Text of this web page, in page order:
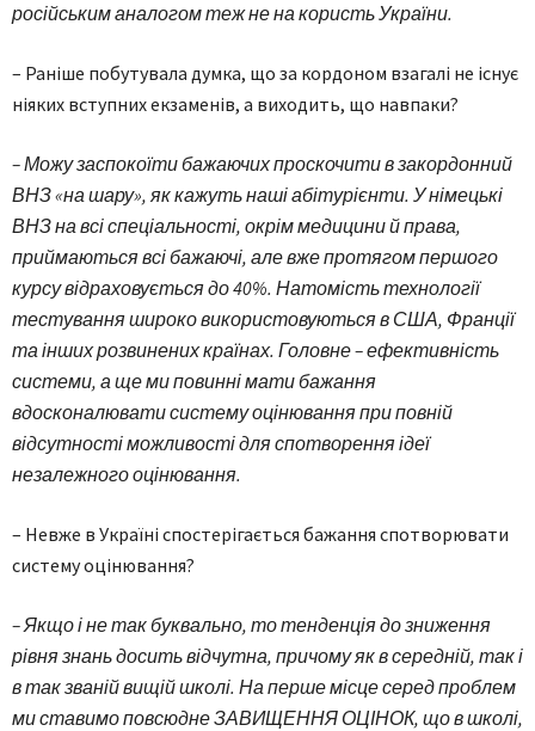
російським аналогом теж не на користь України.
– Раніше побутувала думка, що за кордоном взагалі не існує
ніяких вступних екзаменів, а виходить, що навпаки?
– Можу заспокоїти бажаючих проскочити в закордонний
ВНЗ «на шару», як кажуть наші абітурієнти. У німецькі
ВНЗ на всі спеціальності, окрім медицини й права,
приймаються всі бажаючі, але вже протягом першого
курсу відраховується до 40%. Натомість технології
тестування широко використовуються в США, Франції
та інших розвинених країнах. Головне – ефективність
системи, а ще ми повинні мати бажання
вдосконалювати систему оцінювання при повній
відсутності можливості для спотворення ідеї
незалежного оцінювання.
– Невже в Україні спостерігається бажання спотворювати
систему оцінювання?
– Якщо і не так буквально, то тенденція до зниження
рівня знань досить відчутна, причому як в середній, так і
в так званій вищій школі. На перше місце серед проблем
ми ставимо повсюдне ЗАВИЩЕННЯ ОЦІНОК, що в школі,